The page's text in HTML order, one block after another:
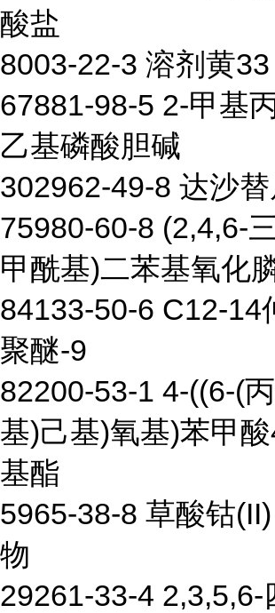
酸盐
8003-22-3 溶剂黄33
67881-98-5 2-甲基
乙基磷酸胆碱
302962-49-8 达沙
75980-60-8 (2,4,6-
甲酰基)二苯基氧化
84133-50-6 C12-14
聚醚-9
82200-53-1 4-((6-(
基)己基)氧基)苯甲
基酯
5965-38-8 草酸钴
物
29261-33-4 2,3,5,6-